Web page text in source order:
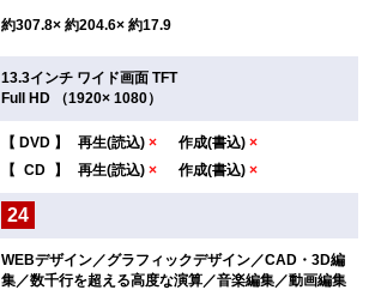
約307.8× 約204.6× 約17.9
13.3インチ ワイド画面 TFT
Full HD （1920× 1080）
【 DVD 】 再生(読込) × 作成(書込) ×
【 CD 】 再生(読込) × 作成(書込) ×
24
WEBデザイン／グラフィックデザイン／CAD・3D編
集／数千行を超える高度な演算／音楽編集／動画編集